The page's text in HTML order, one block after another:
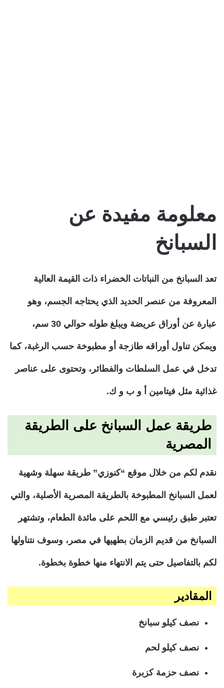
معلومة مفيدة عن
السبانخ
تعد السبانخ من النباتات الخضراء ذات القيمة العالية
المعروفة من عنصر الحديد الذي يحتاجه الجسم، وهو
عبارة عن أوراق عريضة ويبلغ طوله حوالي 30 سم،
ويمكن تناول أوراقه طازجة أو مطبوخة حسب الرغبة، كما
تدخل في عمل السلطات والفطائر، وتحتوى على عناصر
غذائية مثل فيتامين أ و ب و ك.
طريقة عمل السبانخ على الطريقة
المصرية
نقدم لكم من خلال موقع “كنوزي” طريقة سهلة وشهية
لعمل السبانخ المطبوخة بالطريقة المصرية الأصلية، والتي
تعتبر طبق رئيسي مع اللحم على مائدة الطعام، وتشتهر
السبانخ من قديم الزمان بطهيها في مصر، وسوف نتناولها
لكم بالتفاصيل حتى يتم الانتهاء منها خطوة بخطوة.
المقادير
نصف كيلو سبانخ
نصف كيلو لحم
نصف حزمة كزبرة